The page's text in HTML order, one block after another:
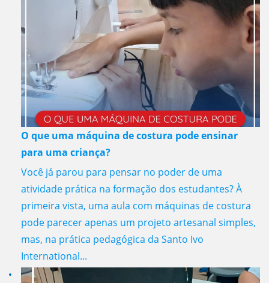
O que uma máquina de costura pode ensinar
para uma criança?
Você já parou para pensar no poder de uma
atividade prática na formação dos estudantes? À
primeira vista, uma aula com máquinas de costura
pode parecer apenas um projeto artesanal simples,
mas, na prática pedagógica da Santo Ivo
International...